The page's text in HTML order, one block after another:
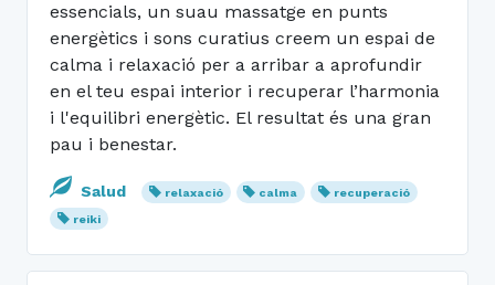
essencials, un suau massatge en punts
energètics i sons curatius creem un espai de
calma i relaxació per a arribar a aprofundir
en el teu espai interior i recuperar l’harmonia
i l'equilibri energètic. El resultat és una gran
pau i benestar.
Salud relaxació calma
recuperació
reiki